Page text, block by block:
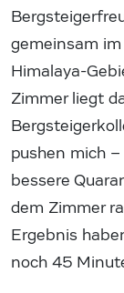
gemeinsam
Himalaya-
Zimmer liegt
pushen mich
bessere
dem Zimmer
Ergebnis
noch 45